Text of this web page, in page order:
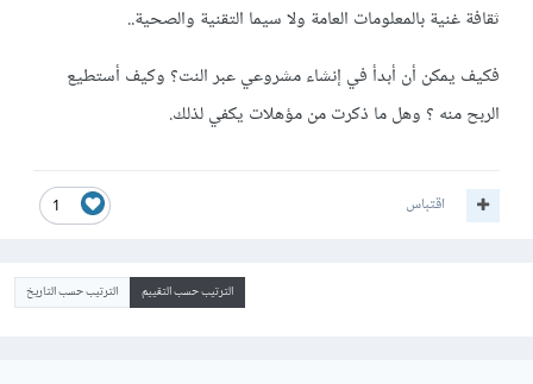
ثقافة غنية بالمعلومات العامة ولا سيما التقنية والصحية..
فكيف يمكن أن أبدأ في إنشاء مشروعي عبر النت؟ وكيف أستطيع
الربح منه ؟ وهل ما ذكرت من مؤهلات يكفي لذلك.
1 اقتباس
الترتيب حسب التقييم الترتيب حسب التاريخ